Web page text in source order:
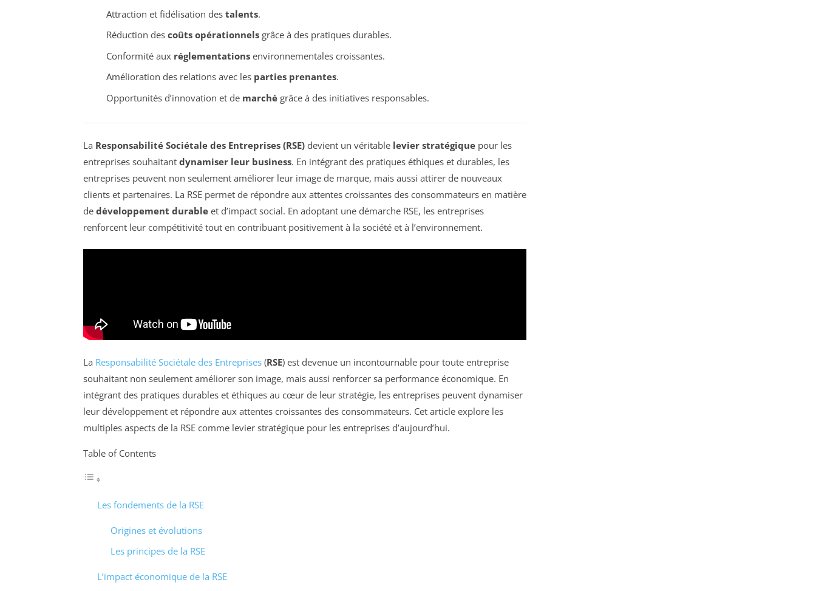
Attraction et fidélisation des talents.
Réduction des coûts opérationnelsgrâce à des pratiques durables.
Conformité aux réglementationsenvironnementales croissantes.
Amélioration des relations avec les parties prenantes.
Opportunités d’innovation et de marchégrâce à des initiatives responsables.
La Responsabilité Sociétale des Entreprises (RSE) devient un véritable levier stratégique pour les
entreprises souhaitant dynamiser leur business. En intégrant des pratiques éthiques et durables, les
entreprises peuvent non seulement améliorer leur image de marque, mais aussi attirer de nouveaux
clients et partenaires. La RSE permet de répondre aux attentes croissantes des consommateurs en matière
de développement durable et d’impact social. En adoptant une démarche RSE, les entreprises
renforcent leur compétitivité tout en contribuant positivement à la société et à l’environnement.
La Responsabilité Sociétale des Entreprises (RSE) est devenue un incontournable pour toute entreprise
souhaitant non seulement améliorer son image, mais aussi renforcer sa performance économique. En
intégrant des pratiques durables et éthiques au cœur de leur stratégie, les entreprises peuvent dynamiser
leur développement et répondre aux attentes croissantes des consommateurs. Cet article explore les
multiples aspects de la RSE comme levier stratégique pour les entreprises d’aujourd’hui.
Table of Contents
Les fondements de la RSE
Origines et évolutions
Les principes de la RSE
L’impact économique de la RSE